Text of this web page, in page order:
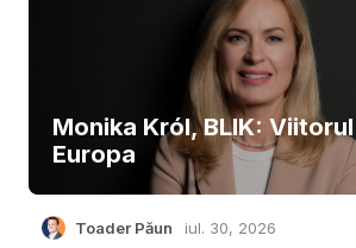
Monika Król, BLIK:
Europa
Toader Păun iul. 30, 2026